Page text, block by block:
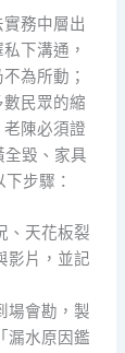
務中層出
下溝通，
為所動；
民眾的縮
老陳必須證
全毀、家具
步驟：
、天花板裂
影片，並記
場會勘，製
漏水原因鑑